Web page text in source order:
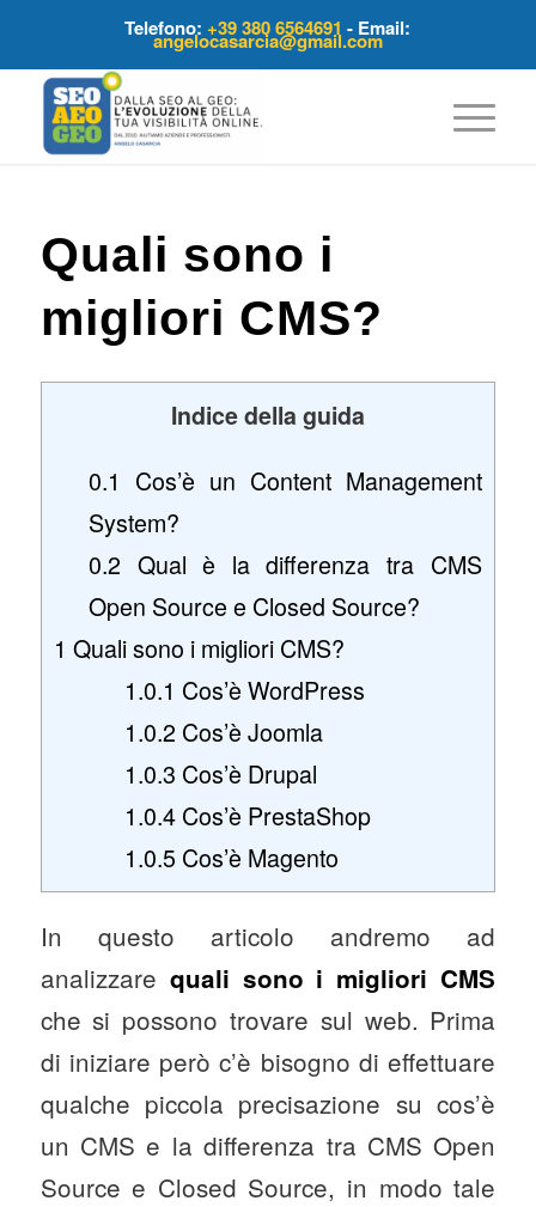
Telefono:+39 380 6564691 - Email:
angelocasarcia@gmail.com
Quali sono i
migliori CMS?
Indice della guida
0.1 Cos’è un Content Management
System?
0.2 Qual è la differenza tra CMS
Open Source e Closed Source?
1 Quali sono i migliori CMS?
1.0.1 Cos’è WordPress
1.0.2 Cos’è Joomla
1.0.3 Cos’è Drupal
1.0.4Cos’è PrestaShop
1.0.5 Cos’è Magento
In questo articolo andremo ad
analizzare quali sono i migliori CMS
che si possono trovare sul web. Prima
di iniziare però c’è bisogno di effettuare
qualche piccola precisazione su cos’è
un CMS e la differenza tra CMS Open
Source e Closed Source, in modo tale